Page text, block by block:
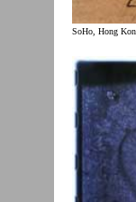
SoHo, Hong